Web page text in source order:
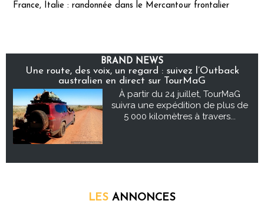
France, Italie : randonnée dans le Mercantour frontalier
BRAND NEWS
Une route, des voix, un regard : suivez l’Outback
australien en direct sur TourMaG
À partir du 24 juillet, TourMaG
suivra une expédition de plus de
5 000 kilomètres à travers...
LES ANNONCES